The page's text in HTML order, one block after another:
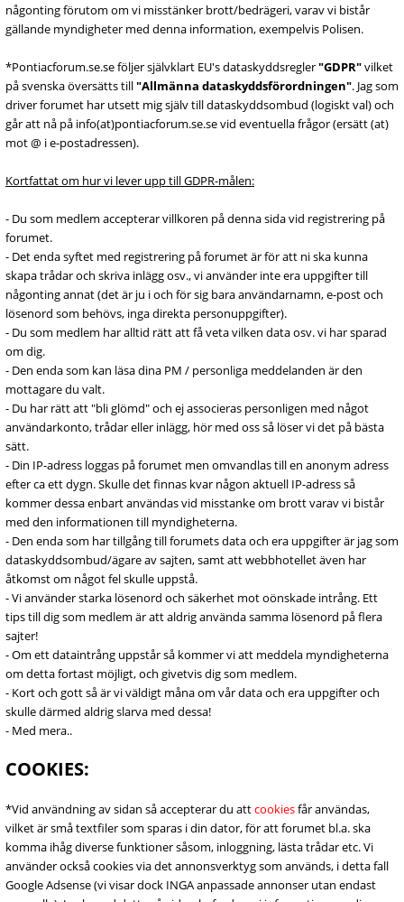
någonting förutom om vi misstänker brott/bedrägeri, varav vi bistår
gällande myndigheter med denna information, exempelvis Polisen.
*Pontiacforum.se.se följer självklart EU's dataskyddsregler"GDPR"vilket
på svenska översätts till"Allmänna dataskyddsförordningen". Jag som
driver forumet har utsett mig själv till dataskyddsombud (logiskt val) och
går att nå på info(at)pontiacforum.se.se vid eventuella frågor (ersätt (at)
mot @ i e-postadressen).
Kortfattat om hur vi lever upp till GDPR-målen:
- Du som medlem accepterar villkoren på denna sida vid registrering på
forumet.
- Det enda syftet med registrering på forumet är för att ni ska kunna
skapa trådar och skriva inlägg osv., vi använder inte era uppgifter till
någonting annat (det är ju i och för sig bara användarnamn, e-post och
lösenord som behövs, inga direkta personuppgifter).
- Du som medlem har alltid rätt att få veta vilken data osv. vi har sparad
om dig.
- Den enda som kan läsa dina PM / personliga meddelanden är den
mottagare du valt.
- Du har rätt att "bli glömd" och ej associeras personligen med något
användarkonto, trådar eller inlägg, hör med oss så löser vi det på bästa
sätt.
- Din IP-adress loggas på forumet men omvandlas till en anonym adress
efter ca ett dygn. Skulle det finnas kvar någon aktuell IP-adress så
kommer dessa enbart användas vid misstanke om brott varav vi bistår
med den informationen till myndigheterna.
- Den enda som har tillgång till forumets data och era uppgifter är jag som
dataskyddsombud/ägare av sajten, samt att webbhotellet även har
åtkomst om något fel skulle uppstå.
- Vi använder starka lösenord och säkerhet mot oönskade intrång. Ett
tips till dig som medlem är att aldrig använda samma lösenord på flera
sajter!
- Om ett dataintrång uppstår så kommer vi att meddela myndigheterna
om detta fortast möjligt, och givetvis dig som medlem.
- Kort och gott så är vi väldigt måna om vår data och era uppgifter och
skulle därmed aldrig slarva med dessa!
- Med mera..
COOKIES:
*Vid användning av sidan så accepterar du attcookiesfår användas,
vilket är små textfiler som sparas i din dator, för att forumet bl.a. ska
komma ihåg diverse funktioner såsom, inloggning, lästa trådar etc. Vi
använder också cookies via det annonsverktyg som används, i detta fall
Google Adsense (vi visar dock INGA anpassade annonser utan endast